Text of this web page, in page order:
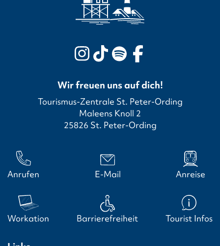
Wir freuen uns auf dich!
Tourismus-Zentrale St. Peter-Ording
Maleens Knoll 2
25826 St. Peter-Ording
Anrufen E-Mail Anreise
Workation Barrierefreiheit Tourist Infos